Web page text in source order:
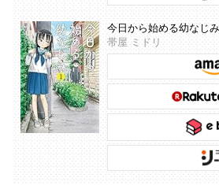
今日から始める幼なじ
帯屋 ミドリ